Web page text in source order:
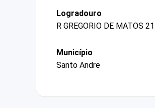
Logradouro
R GREGORIO DE MATOS 21
Município
Santo Andre